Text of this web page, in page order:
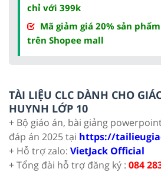
chỉ với 399k
Mã giảm giá 20% sản
trên Shopee mall
TÀI LIỆU CLC DÀNH CHO
HUYNH LỚP 10
+ Bộ giáo án, bài giảng
đáp án 2025 tại https://
+ Hỗ trợ zalo: VietJack Official
+ Tổng đài hỗ trợ đăng ký : 084